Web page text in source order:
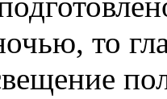
то